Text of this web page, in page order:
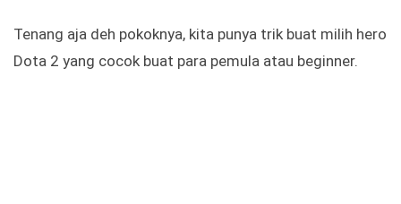
Tenang aja deh pokoknya, kita punya trik buat milih hero
Dota 2 yang cocok buat para pemula atau beginner.